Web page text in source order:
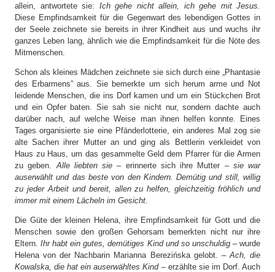
allein, antwortete sie: Ich gehe nicht allein, ich gehe mit Jesus.
Diese Empfindsamkeit für die Gegenwart des lebendigen Gottes in
der Seele zeichnete sie bereits in ihrer Kindheit aus und wuchs ihr
ganzes Leben lang, ähnlich wie die Empfindsamkeit für die Nöte des
Mitmenschen.
Schon als kleines Mädchen zeichnete sie sich durch eine „Phantasie
des Erbarmens” aus. Sie bemerkte um sich herum arme und Not
leidende Menschen, die ins Dorf kamen und um ein Stückchen Brot
und ein Opfer baten. Sie sah sie nicht nur, sondern dachte auch
darüber nach, auf welche Weise man ihnen helfen konnte. Eines
Tages organisierte sie eine Pfänderlotterie, ein anderes Mal zog sie
alte Sachen ihrer Mutter an und ging als Bettlerin verkleidet von
Haus zu Haus, um das gesammelte Geld dem Pfarrer für die Armen
zu geben. Alle liebten sie – erinnerte sich ihre Mutter – sie war
auserwählt und das beste von den Kindern. Demütig und still, willig
zu jeder Arbeit und bereit, allen zu helfen, gleichzeitig fröhlich und
immer mit einem Lächeln im Gesicht.
Die Güte der kleinen Helena, ihre Empfindsamkeit für Gott und die
Menschen sowie den großen Gehorsam bemerkten nicht nur ihre
Eltern.Ihr habt ein gutes, demütiges Kind und so unschuldig– wurde
Helena von der Nachbarin Marianna Berezińska gelobt. – Ach, die
Kowalska, die hat ein auserwähltes Kind– erzählte sie im Dorf. Auch